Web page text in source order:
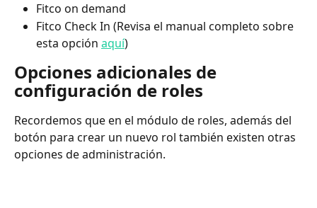
Fitco on demand
Fitco Check In (Revisa el manual completo sobre
esta opción aquí)
Opciones adicionales de
configuración de roles
Recordemos que en el módulo de roles, además del
botón para crear un nuevo rol también existen otras
opciones de administración.